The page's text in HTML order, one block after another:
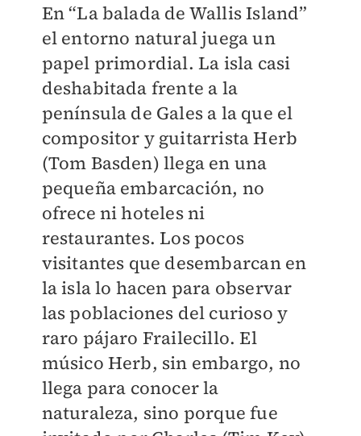
En “La balada de Wallis Island”
el entorno natural juega un
papel primordial. La isla casi
deshabitada frente a la
península de Gales a la que el
compositor y guitarrista Herb
(Tom Basden) llega en una
pequeña embarcación, no
ofrece ni hoteles ni
restaurantes. Los pocos
visitantes que desembarcan en
la isla lo hacen para observar
las poblaciones del curioso y
raro pájaro Frailecillo. El
músico Herb, sin embargo, no
llega para conocer la
naturaleza, sino porque fue